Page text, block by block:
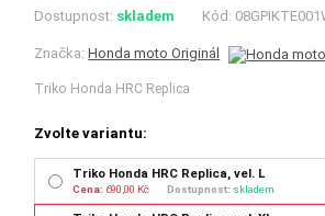
Dostupnost: skladem Kód:
Značka:Honda moto Originál
Triko Honda HRC Replica
Zvolte variantu:
Triko Honda HRC Replica, vel. L
Cena: 690,00 Kč Dostupnost: skladem